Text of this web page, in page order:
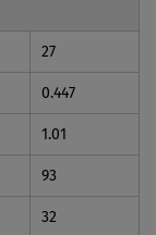
27
0.447
1.01
93
32